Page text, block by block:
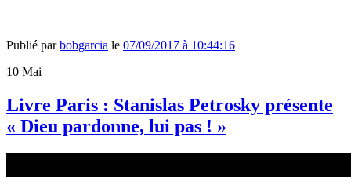
Publié parbobgarcia le 07/09/2017 à 10:44:16
10 Mai
Livre Paris : Stanislas Petrosky présente
« Dieu pardonne, lui pas ! »